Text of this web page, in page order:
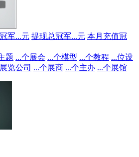
军...元 提现总冠军...元 本月充值冠
题 ...个展会 ...个模型 ...个教程 ...位设
览公司 ...个展商 ...个主办 ...个展馆